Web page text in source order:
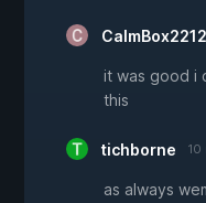
CalmBox2212
it was good i
this
tichborne 10
as always